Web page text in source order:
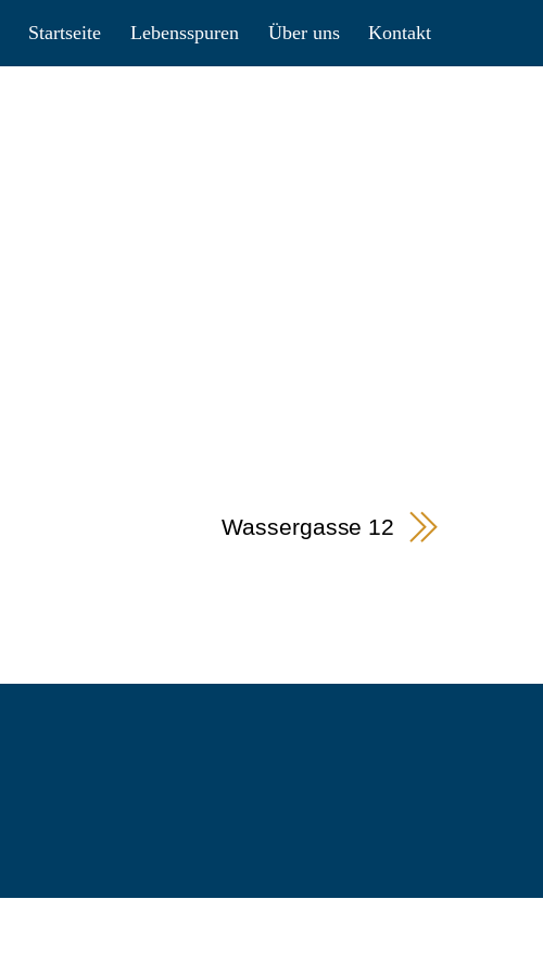
Startseite Lebensspuren Über uns Kontakt
Wassergasse 12